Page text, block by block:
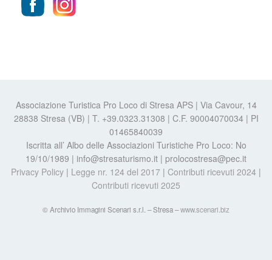
Associazione Turistica Pro Loco di Stresa APS | Via Cavour, 14
28838 Stresa (VB) | T. +39.0323.31308 | C.F. 90004070034 | PI
01465840039
Iscritta all’ Albo delle Associazioni Turistiche Pro Loco: No
19/10/1989 | info@stresaturismo.it | prolocostresa@pec.it
Privacy Policy | Legge nr. 124 del 2017 | Contributi ricevuti 2024 |
Contributi ricevuti 2025
© Archivio Immagini Scenari s.r.l. – Stresa –www.scenari.biz